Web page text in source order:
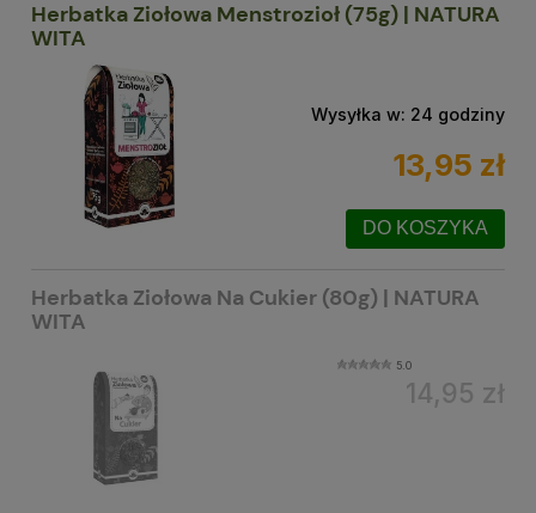
Herbatka Ziołowa Menstrozioł (75g) | NATURA
WITA
Wysyłka w: 24 godziny
13,95 zł
DO KOSZYKA
Herbatka Ziołowa Na Cukier (80g) | NATURA
WITA
5.0
14,95 zł